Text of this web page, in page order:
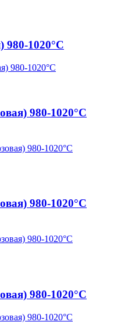
980-1020°С
980-1020°С
980-1020°С
980-1020°С